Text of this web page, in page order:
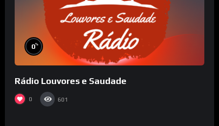
0%
Rádio Louvores e Saudade
0 601